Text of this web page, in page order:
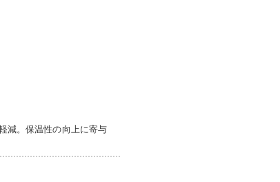
減。保温性の向上に寄与